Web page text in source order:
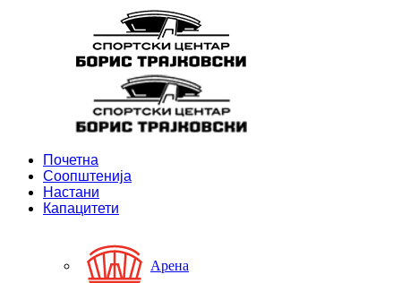
Почетна
Соопштенија
Настани
Капацитети
Арена